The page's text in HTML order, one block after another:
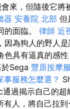
來，但隨後它將
器 安養院 北部 但
的面臨。 律師 近
為狗人的野人
具有逼真的感性
Sega 豐原按摩
事服務怎麼選？
過揭示自己的
有人，將自己拉